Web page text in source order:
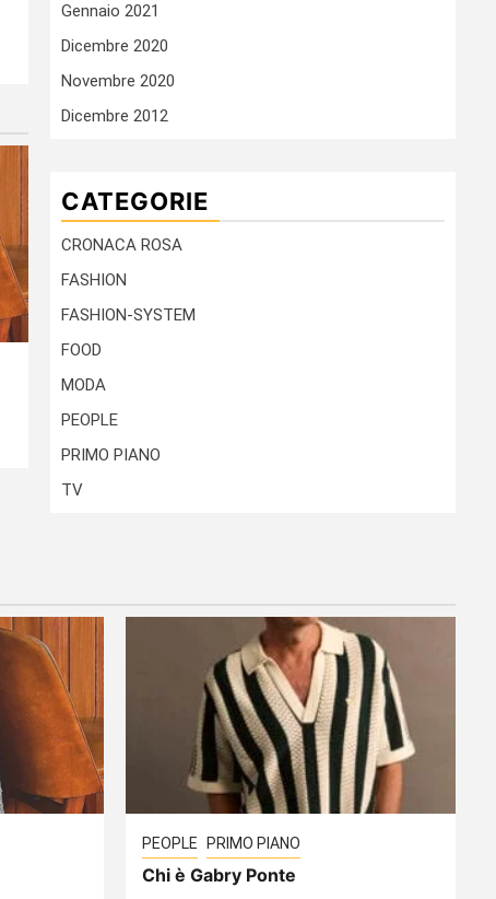
Gennaio 2021
Dicembre 2020
Novembre 2020
Dicembre 2012
CATEGORIE
CRONACA ROSA
FASHION
FASHION-SYSTEM
FOOD
MODA
PEOPLE
PRIMO PIANO
TV
PEOPLE PRIMO PIANO
Chi è Gabry Ponte